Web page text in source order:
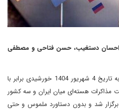
احسان دستغیب، حسن فتاحی و مصطفی
درحالی‌که امشب به تاریخ 4 شهریور 1404 خورشیدی برابر با
نشست مذاکرات هسته‌ای میان ایران و سه کشور
برگزار شد و بدون دستاورد ملموس و حتی